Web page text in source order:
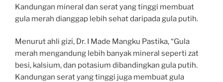
Kandungan mineral dan serat yang tinggi membuat
gula merah dianggap lebih sehat daripada gula putih.
Menurut ahli gizi, Dr. I Made Mangku Pastika, “Gula
merah mengandung lebih banyak mineral seperti zat
besi, kalsium, dan potasium dibandingkan gula putih.
Kandungan serat yang tinggi juga membuat gula